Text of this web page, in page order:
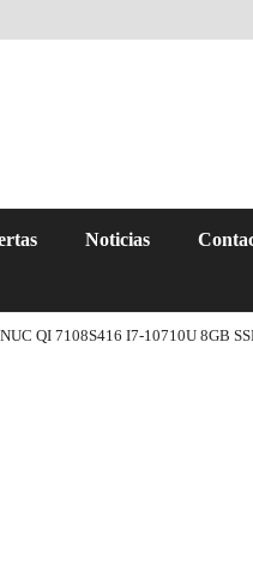
Noticias
QI 7108S416 I7-10710U 8GB